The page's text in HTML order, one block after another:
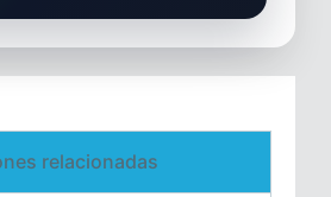
relacionadas